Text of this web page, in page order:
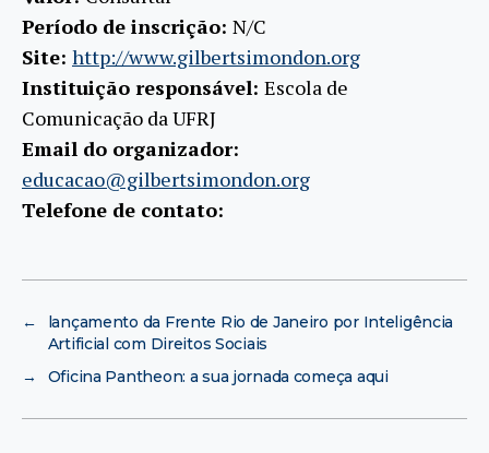
Período de inscrição: N/C
Site: http://www.gilbertsimondon.org
Instituição responsável: Escola de
Comunicação da UFRJ
Email do organizador:
educacao@gilbertsimondon.org
Telefone de contato:
←
lançamento da Frente Rio de Janeiro por Inteligência
Artificial com Direitos Sociais
→
Oficina Pantheon: a sua jornada começa aqui